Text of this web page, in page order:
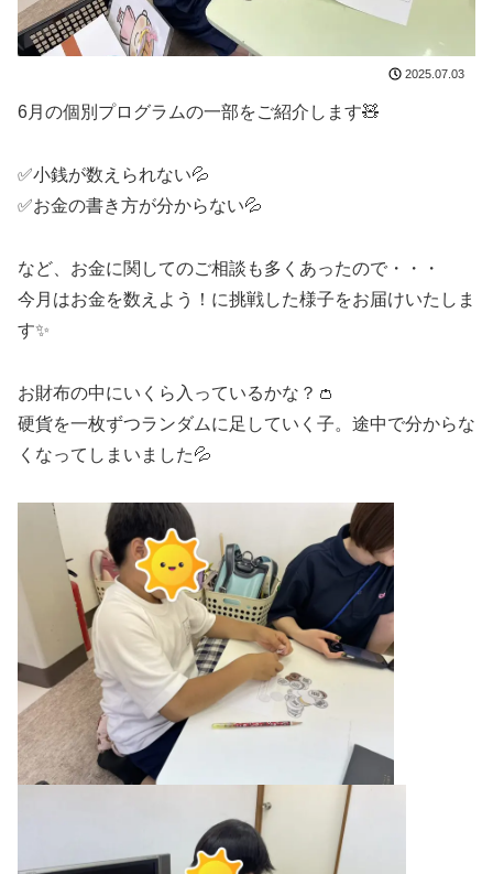
2025.07.03
6月の個別プログラムの一部をご紹介します🧸
✅小銭が数えられない💦
✅お金の書き方が分からない💦
など、お金に関してのご相談も多くあったので・・・
今月はお金を数えよう！に挑戦した様子をお届けいたしま
す✨
お財布の中にいくら入っているかな？👛
硬貨を一枚ずつランダムに足していく子。途中で分からな
くなってしまいました💦